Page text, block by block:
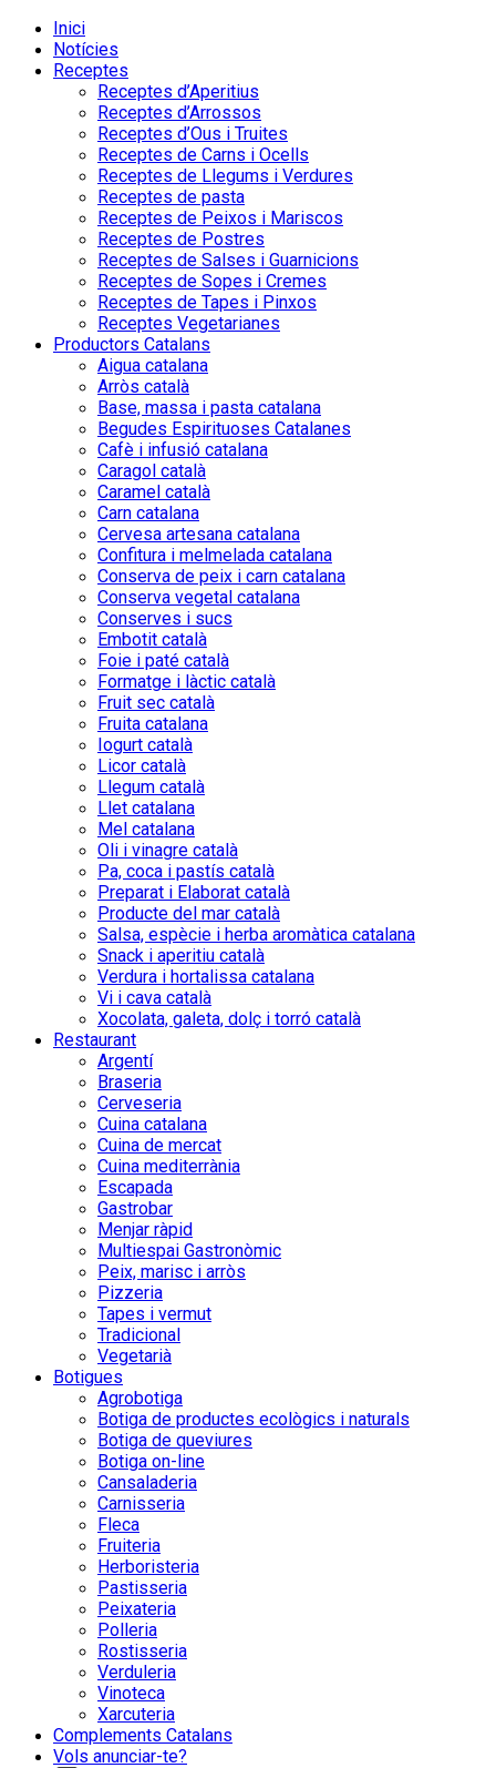
Inici
Notícies
Receptes
Receptes d’Aperitius
Receptes d’Arrossos
Receptes d’Ous i Truites
Receptes de Carns i Ocells
Receptes de Llegums i Verdures
Receptes de pasta
Receptes de Peixos i Mariscos
Receptes de Postres
Receptes de Salses i Guarnicions
Receptes de Sopes i Cremes
Receptes de Tapes i Pinxos
Receptes Vegetarianes
Productors Catalans
Aigua catalana
Arròs català
Base, massa i pasta catalana
Begudes Espirituoses Catalanes
Cafè i infusió catalana
Caragol català
Caramel català
Carn catalana
Cervesa artesana catalana
Confitura i melmelada catalana
Conserva de peix i carn catalana
Conserva vegetal catalana
Conserves i sucs
Embotit català
Foie i paté català
Formatge i làctic català
Fruit sec català
Fruita catalana
Iogurt català
Licor català
Llegum català
Llet catalana
Mel catalana
Oli i vinagre català
Pa, coca i pastís català
Preparat i Elaborat català
Producte del mar català
Salsa, espècie i herba aromàtica catalana
Snack i aperitiu català
Verdura i hortalissa catalana
Vi i cava català
Xocolata, galeta, dolç i torró català
Restaurant
Argentí
Braseria
Cerveseria
Cuina catalana
Cuina de mercat
Cuina mediterrània
Escapada
Gastrobar
Menjar ràpid
Multiespai Gastronòmic
Peix, marisc i arròs
Pizzeria
Tapes i vermut
Tradicional
Vegetarià
Botigues
Agrobotiga
Botiga de productes ecològics i naturals
Botiga de queviures
Botiga on-line
Cansaladeria
Carnisseria
Fleca
Fruiteria
Herboristeria
Pastisseria
Peixateria
Polleria
Rostisseria
Verduleria
Vinoteca
Xarcuteria
Complements Catalans
Vols anunciar-te?